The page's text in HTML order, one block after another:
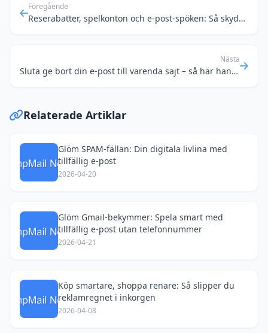
Föregående
Reserabatter, spelkonton och e-post-spöken: Så skyddar du din digitala identitet
Nästa
Sluta ge bort din e-post till varenda sajt – så här handlar du smartare online
Relaterade Artiklar
Glöm SPAM-fällan: Din digitala livlina med
tillfällig e-post
2026-04-20
Glöm Gmail-bekymmer: Spela smart med
tillfällig e-post utan telefonnummer
2026-04-21
Köp smartare, shoppa renare: Så slipper du
reklamregnet i inkorgen
2026-04-08